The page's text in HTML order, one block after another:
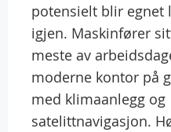
potensielt blir egnet
igjen. Maskinfører
meste av
moderne kontor på
med klimaanlegg og
satelittnavigasjon.